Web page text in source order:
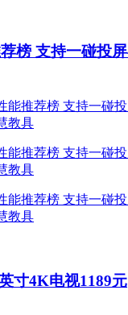
榜 支持一碰投
寸4K电视1189元